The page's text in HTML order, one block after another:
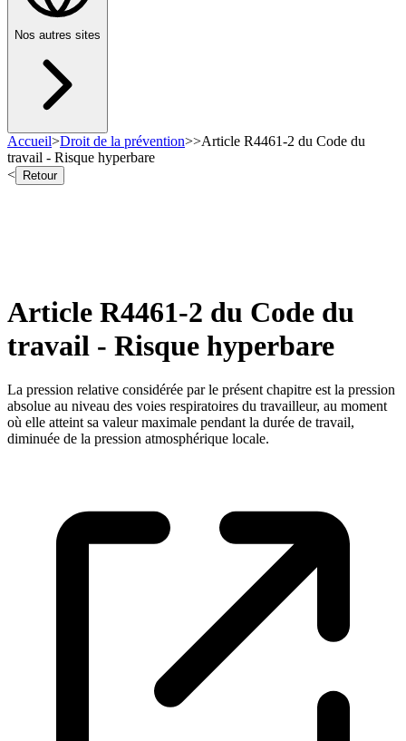
Nos autres sites
Accueil>Droit de la prévention>>Article R4461-2 du Code du
travail - Risque hyperbare
<
Retour
Article R4461-2 du Code du
travail - Risque hyperbare
La pression relative considérée par le présent chapitre est la pression
absolue au niveau des voies respiratoires du travailleur, au moment
où elle atteint sa valeur maximale pendant la durée de travail,
diminuée de la pression atmosphérique locale.